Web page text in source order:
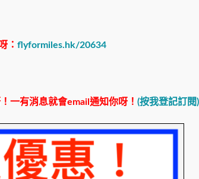
： flyformiles.hk/20634
一有消息就會email通知你呀！ (按我登記訂閱)